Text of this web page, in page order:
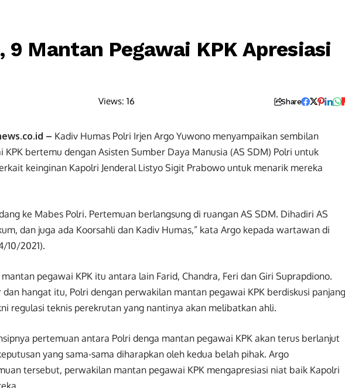
9 Mantan Pegawai KPK Apresiasi
Views: 16 Share
– Kadiv Humas Polri Irjen Argo Yuwono menyampaikan sembilan
bertemu dengan Asisten Sumber Daya Manusia (AS SDM) Polri untuk
keinginan Kapolri Jenderal Listyo Sigit Prabowo untuk menarik mereka
ke Mabes Polri. Pertemuan berlangsung di ruangan AS SDM. Dihadiri AS
dan juga ada Koorsahli dan Kadiv Humas,” kata Argo kepada wartawan di
10/2021).
pegawai KPK itu antara lain Farid, Chandra, Feri dan Giri Suprapdiono.
hangat itu, Polri dengan perwakilan mantan pegawai KPK berdiskusi
regulasi teknis perekrutan yang nantinya akan melibatkan ahli.
pertemuan antara Polri denga mantan pegawai KPK akan terus berlanjut
yang sama-sama diharapkan oleh kedua belah pihak. Argo
tersebut, perwakilan mantan pegawai KPK mengapresiasi niat baik Kapolri